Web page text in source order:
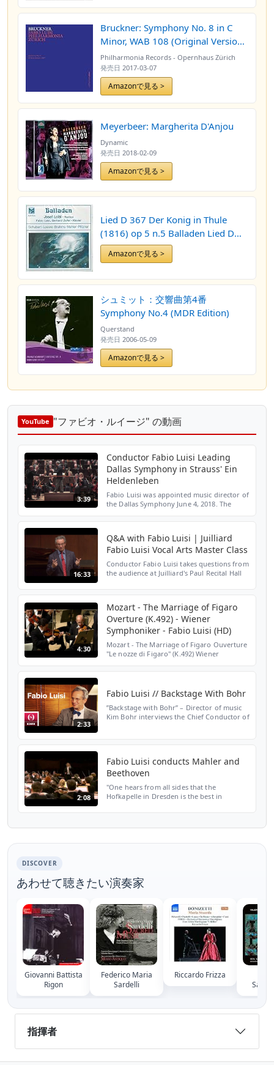
Bruckner: Symphony No. 8 in C
Minor, WAB 108 (Original Version,
1887)
Philharmonia Records - Opernhaus Zürich
発売日 2017-03-07
Amazonで見る >
Meyerbeer: Margherita D'Anjou
Dynamic
発売日 2018-02-09
Amazonで見る >
Lied D 367 Der Konig in Thule
(1816) op 5 n.5 Balladen Lied D
588b Der Alpenjager Lied D 437b
Liedesend Lied op 97 (1886) n.3
Amazonで見る >
シュミット：交響曲第4番
Symphony No.4 (MDR Edition)
Querstand
発売日 2006-05-09
Amazonで見る >
YouTube "ファビオ・ルイージ" の動画
3:39
Conductor Fabio Luisi Leading
Dallas Symphony in Strauss' Ein
Heldenleben
Fabio Luisi was appointed music director of
the Dallas Symphony June 4, 2018. The
16:33
Q&A with Fabio Luisi | Juilliard
Fabio Luisi Vocal Arts Master Class
Conductor Fabio Luisi takes questions from
the audience at Juilliard's Paul Recital Hall
4:30
Mozart - The Marriage of Figaro
Overture (K.492) - Wiener
Symphoniker - Fabio Luisi (HD)
Mozart - The Marriage of Figaro Ouverture
"Le nozze di Figaro" (K.492) Wiener
2:33
Fabio Luisi // Backstage With Bohr
”Backstage with Bohr” – Director of music
Kim Bohr interviews the Chief Conductor of
2:08
Fabio Luisi conducts Mahler and
Beethoven
"One hears from all sides that the
Hofkapelle in Dresden is the best in
DISCOVER
あわせて聴きたい演奏家
Giovanni Battista
Rigon
Federico Maria
Sardelli
Riccardo Frizza
指揮者